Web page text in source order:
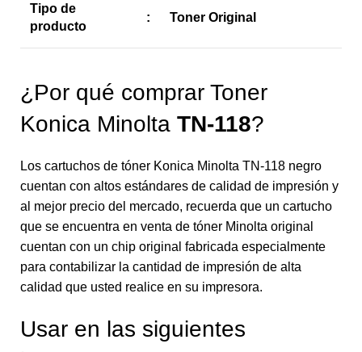
Tipo de
producto
: Toner Original
¿Por qué comprar Toner
Konica Minolta TN-118?
Los cartuchos de tóner Konica Minolta TN-118 negro
cuentan con altos estándares de calidad de impresión y
al mejor precio del mercado, recuerda que un cartucho
que se encuentra en venta de tóner Minolta original
cuentan con un chip original fabricada especialmente
para contabilizar la cantidad de impresión de alta
calidad que usted realice en su impresora.
Usar en las siguientes